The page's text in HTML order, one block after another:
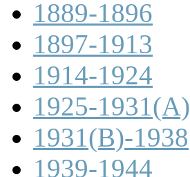
1889-1896
1897-1913
1914-1924
1925-1931(A)
1931(B)-1938
1939-1944